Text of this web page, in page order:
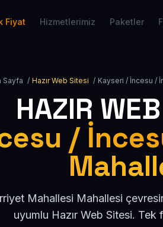
Fiyat Hizmetlerimiz Paketler
Sayfa / Hazır Web Sitesi / Kayseri / İncesu /
HAZIR
/
Mahallesi Mahallesi
uyumlu Hazır Web Sitesi. Tek